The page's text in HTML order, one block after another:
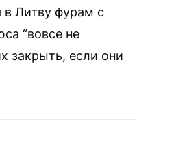
в Литву фурам с
“вовсе не
закрыть, если они